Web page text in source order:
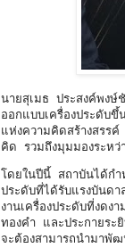
นายสุเมธ ประสงค์พง
ออกแบบเครื่องประดับ
แห่งความคิดสร้างสรร
คิด รวมถึงมุมมองระหว่
โดยในปีนี้ สถาบันได้
ประดับที่ได้รับแรงบันด
งานเครื่องประดับที่งด
ทองคำ และประกายระ
จะต้องสามารถนำมาพัฒ